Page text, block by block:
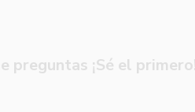
preguntas ¡Sé el